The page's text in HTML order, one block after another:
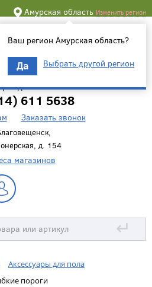
Амурская область Изменить регион
Ваш регион Амурская область?
Да Выбрать другой регион
для связи
611 5638
Заказать звонок
д. 154
магазинов
↵
Аксессуары для пола
пороги